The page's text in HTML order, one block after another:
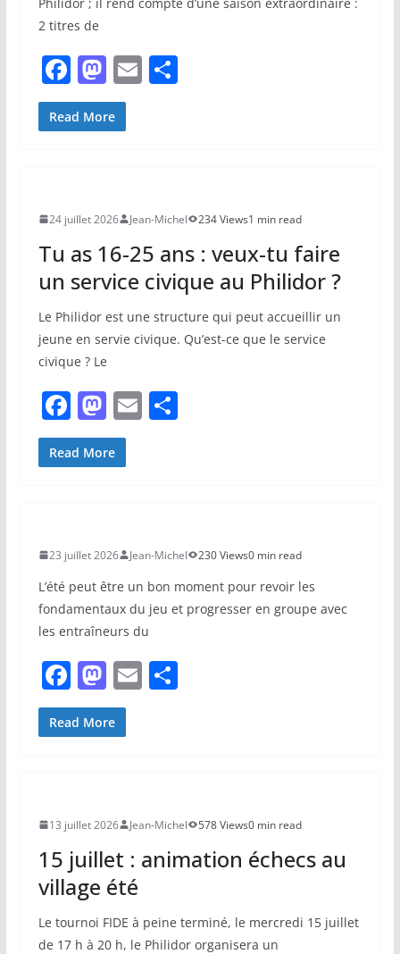
2 titres de
F
a
c
o
o
k
M
a
st
o
n
E P
Read More
24 juillet 2026 Jean-Michel 234 Views1 min read
Tu as 16-25 ans : veux-tu faire
un service civique au Philidor ?
Le Philidor est une structure qui peut accueillir un
jeune en servie civique. Qu’est-ce que le service
civique ? Le
F
a
c
o
o
k
M
a
st
o
n
E P
Read More
23 juillet 2026 Jean-Michel 230 Views0 min read
L’été peut être un bon moment pour revoir les
fondamentaux du jeu et progresser en groupe avec
les entraîneurs du
F
a
c
o
o
k
M
a
st
o
n
E P
Read More
13 juillet 2026 Jean-Michel 578 Views0 min read
15 juillet : animation échecs au
village été
Le tournoi FIDE à peine terminé, le mercredi 15 juillet
de 17 h à 20 h, le Philidor organisera un